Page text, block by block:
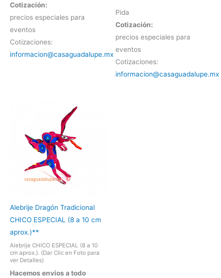
Cotización:
precios especiales para
eventos
Cotizaciones:
informacion@casaguadalupe.mx
Pida
Cotización:
precios especiales para
eventos
Cotizaciones:
informacion@casaguadalupe.mx
Alebrije Dragón Tradicional
CHICO ESPECIAL (8 a 10 cm
aprox.)**
Alebrije CHICO ESPECIAL (8 a 10
cm aprox.). (Dar Clic en Foto para
ver Detalles)
Hacemos envíos a todo